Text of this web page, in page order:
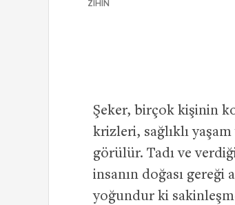
ZIHIN
Şeker, birçok kişinin
krizleri, sağlıklı
görülür. Tadı ve
insanın doğası
yoğundur ki